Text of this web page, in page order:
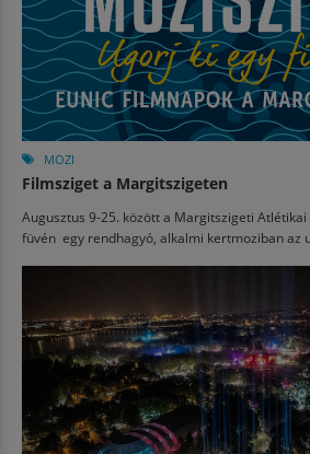
MOZI
Filmsziget a Margitszigeten
Augusztus 9-25. között a Margitszigeti
füvén egy rendhagyó, alkalmi kertmoziban az